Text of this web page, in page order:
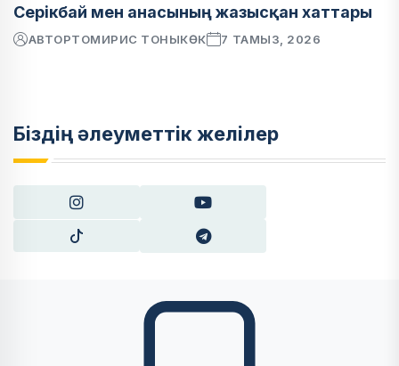
Серікбай мен анасының жазысқан хаттары
АВТОРТОМИРИС ТОНЫКӨК 7 ТАМЫЗ, 2026
Біздің әлеуметтік желілер